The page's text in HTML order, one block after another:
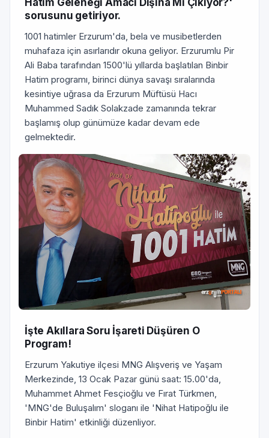
Hatim Geleneği Amacı Dışına Mı Çıkıyor?'
sorusunu getiriyor.
1001 hatimler Erzurum'da, bela ve musibetlerden
muhafaza için asırlarıdır okuna geliyor. Erzurumlu Pir
Ali Baba tarafından 1500'lü yıllarda başlatılan Binbir
Hatim programı, birinci dünya savaşı sıralarında
kesintiye uğrasa da Erzurum Müftüsü Hacı
Muhammed Sadık Solakzade zamanında tekrar
başlamış olup günümüze kadar devam ede
gelmektedir.
İşte Akıllara Soru İşareti Düşüren O
Program!
Erzurum Yakutiye ilçesi MNG Alışveriş ve Yaşam
Merkezinde, 13 Ocak Pazar günü saat: 15.00'da,
Muhammet Ahmet Fesçioğlu ve Fırat Türkmen,
'MNG'de Buluşalım' sloganı ile 'Nihat Hatipoğlu ile
Binbir Hatim' etkinliği düzenliyor.